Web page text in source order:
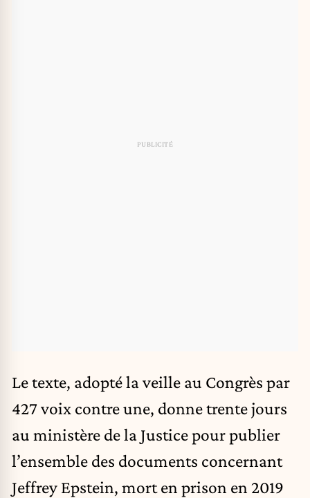
Le texte, adopté la veille au Congrès par
427 voix contre une, donne trente jours
au ministère de la Justice pour publier
l’ensemble des documents concernant
Jeffrey Epstein, mort en prison en 2019